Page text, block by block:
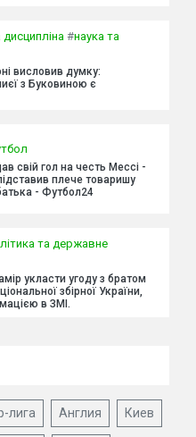
#наука та
висловив думку:
з Буковиною є
свій гол на честь Мессі -
плече товаришу
- Футбол24
та державне
укласти угоду з братом
збірної України,
в ЗМІ.
лига Англия Киев